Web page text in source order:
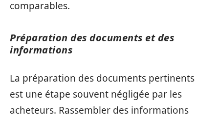
comparables.
Préparation des documents et des
informations
La préparation des documents pertinents
est une étape souvent négligée par les
acheteurs. Rassembler des informations